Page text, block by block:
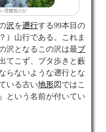
雰囲気だが
沢 を遡行する99本目の
）山行である。これま
沢となるこの沢は最ブ
てこず、ブタ歩きと藪
らないような遡行とな
いる古い地形図ではこ
という名前が付いてい